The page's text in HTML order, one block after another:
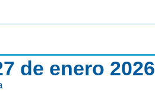
de enero 2026